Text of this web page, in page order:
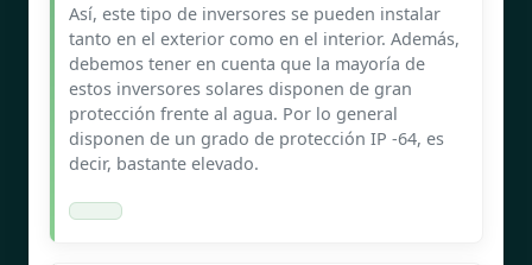
Así, este tipo de inversores se pueden instalar
tanto en el exterior como en el interior. Además,
debemos tener en cuenta que la mayoría de
estos inversores solares disponen de gran
protección frente al agua. Por lo general
disponen de un grado de protección IP -64, es
decir, bastante elevado.